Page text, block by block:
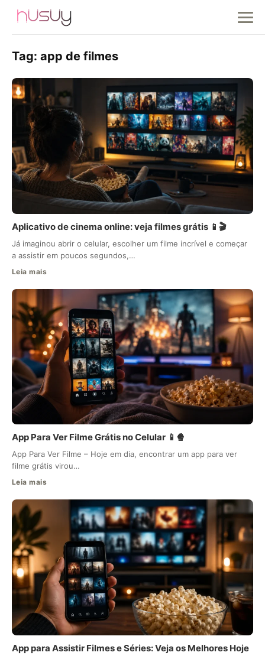
Tag: app de filmes
Aplicativo de cinema online: veja filmes grátis 📱🎬
Já imaginou abrir o celular, escolher um filme incrível e começar
a assistir em poucos segundos,…
Leia mais
App Para Ver Filme Grátis no Celular 📱🍿
App Para Ver Filme – Hoje em dia, encontrar um app para ver
filme grátis virou…
Leia mais
App para Assistir Filmes e Séries: Veja os Melhores Hoje